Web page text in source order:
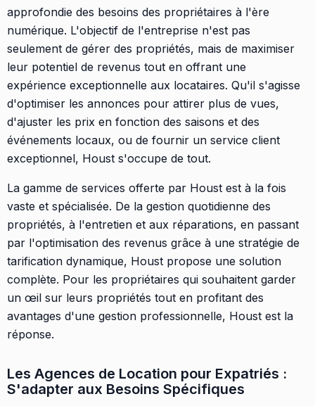
approfondie des besoins des propriétaires à l'ère
numérique. L'objectif de l'entreprise n'est pas
seulement de gérer des propriétés, mais de maximiser
leur potentiel de revenus tout en offrant une
expérience exceptionnelle aux locataires. Qu'il s'agisse
d'optimiser les annonces pour attirer plus de vues,
d'ajuster les prix en fonction des saisons et des
événements locaux, ou de fournir un service client
exceptionnel, Houst s'occupe de tout.
La gamme de services offerte par Houst est à la fois
vaste et spécialisée. De la gestion quotidienne des
propriétés, à l'entretien et aux réparations, en passant
par l'optimisation des revenus grâce à une stratégie de
tarification dynamique, Houst propose une solution
complète. Pour les propriétaires qui souhaitent garder
un œil sur leurs propriétés tout en profitant des
avantages d'une gestion professionnelle, Houst est la
réponse.
Les Agences de Location pour Expatriés :
S'adapter aux Besoins Spécifiques